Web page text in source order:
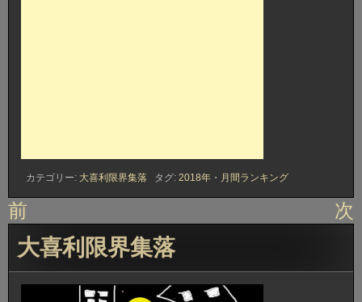
カテゴリー: 大喜利限界集落 タグ: 2018年 ・ 月間ランキング
投
稿
ナ
ビ
前 次
大喜利限界集落